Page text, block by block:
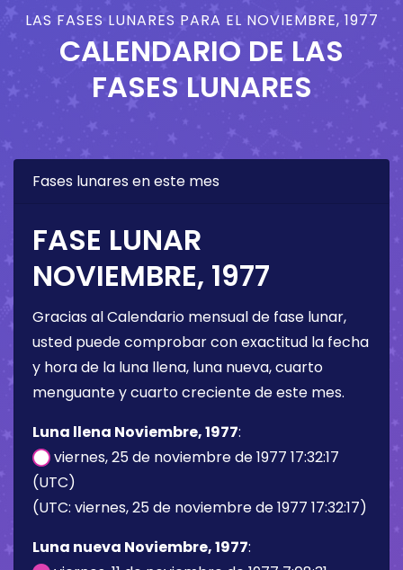
LAS FASES LUNARES PARA EL NOVIEMBRE, 1977
CALENDARIO DE LAS
FASES LUNARES
Fases lunares en este mes
FASE LUNAR
NOVIEMBRE, 1977
Gracias al Calendario mensual de fase lunar,
usted puede comprobar con exactitud la fecha
y hora de la luna llena, luna nueva, cuarto
menguante y cuarto creciente de este mes.
Luna llena Noviembre, 1977:
viernes, 25 de noviembre de 1977 17:32:17
(UTC)
(UTC: viernes, 25 de noviembre de 1977 17:32:17)
Luna nueva Noviembre, 1977: